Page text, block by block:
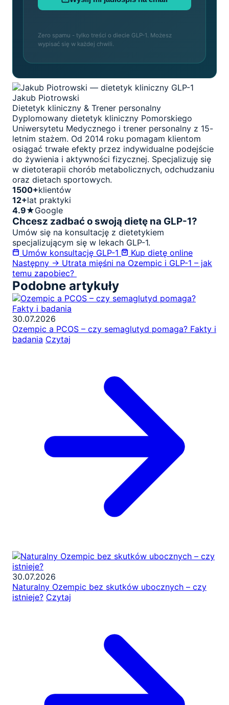
Zero spamu - tylko treści o diecie GLP-1. Możesz
wypisać się w każdej chwili.
Jakub Piotrowski
Dietetyk kliniczny & Trener personalny
Dyplomowany dietetyk kliniczny Pomorskiego
Uniwersytetu Medycznego i trener personalny z 15-
letnim stażem. Od 2014 roku pomagam klientom
osiągać trwałe efekty przez indywidualne podejście
do żywienia i aktywności fizycznej. Specjalizuję się
w dietoterapii chorób metabolicznych, odchudzaniu
oraz dietach sportowych.
1500+klientów
12+lat praktyki
4.9★Google
Chcesz zadbać o swoją dietę na GLP-1?
Umów się na konsultację z dietetykiem
specjalizującym się w lekach GLP-1.
Umów konsultację GLP-1
Kup dietę online
Następny → Utrata mięśni na Ozempic i GLP-1 – jak
temu zapobiec?
Podobne artykuły
30.07.2026
Ozempic a PCOS – czy semaglutyd pomaga? Fakty i
badania Czytaj
30.07.2026
Naturalny Ozempic bez skutków ubocznych – czy
istnieje? Czytaj